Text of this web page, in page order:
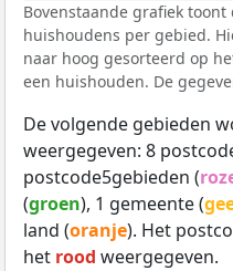
Bovenstaande grafiek
huishoudens per gebied.
naar hoog gesorteerd op
een huishouden. De
De volgende gebieden
weergegeven: 8
postcode5gebieden (
(groen), 1 gemeente (
land (oranje). Het
het rood weergegeven.